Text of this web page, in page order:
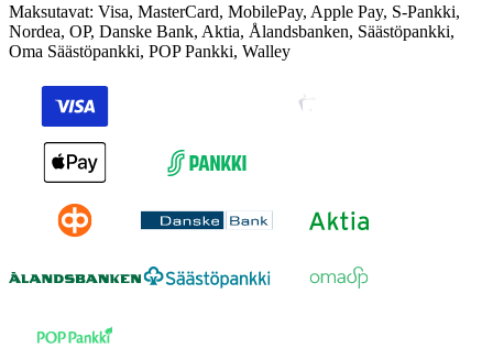
Maksutavat: Visa, MasterCard, MobilePay, Apple Pay, S-Pankki,
Nordea, OP, Danske Bank, Aktia, Ålandsbanken, Säästöpankki,
Oma Säästöpankki, POP Pankki, Walley